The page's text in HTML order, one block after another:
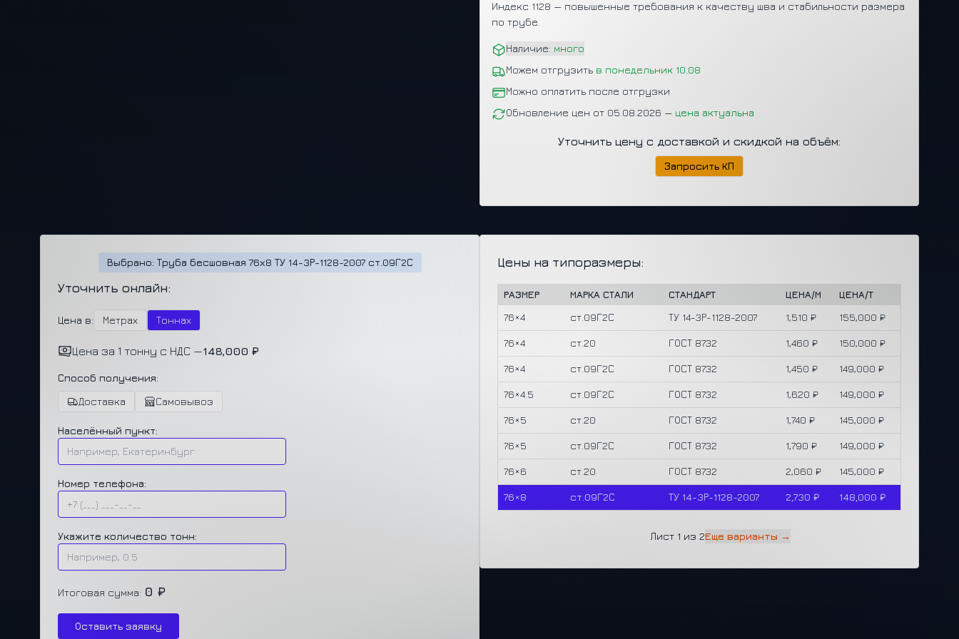
Индекс 1128 — повышенные требования к качеству шва и стабильности размера
по трубе.
Наличие: много
Можем отгрузить в понедельник 10.08
Можно оплатить после отгрузки
Обновление цен от 05.08.2026 — цена актуальна
Уточнить цену с доставкой и скидкой на объём:
Запросить КП
Цены на типоразмеры:
РАЗМЕР МАРКА СТАЛИ СТАНДАРТ ЦЕНА/М
ЦЕНА/Т
76×4
ст.09Г2С ТУ 14-3Р-1128-2007 1,510 ₽ 155,000 ₽
76×4 ст.20 ГОСТ 8732 1,460 ₽ 150,000 ₽
76×4 ст.09Г2С ГОСТ 8732 1,450 ₽ 149,000 ₽
76×4.5 ст.09Г2С ГОСТ 8732 1,620 ₽ 149,000 ₽
76×5 ст.20 ГОСТ 8732 1,740 ₽ 145,000 ₽
76×5 ст.09Г2С ГОСТ 8732 1,790 ₽ 149,000 ₽
76×6 ст.20 ГОСТ 8732 2,060 ₽ 145,000 ₽
76×8 ст.09Г2С ТУ 14-3Р-1128-2007 2,730 ₽ 148,000 ₽
Лист 1 из 2Еще варианты →
Выбрано: Труба бесшовная 76х8 ТУ 14-3Р-1128-2007 ст.09Г2С
Уточнить онлайн:
Цена в: Метрах Тоннах
Цена за 1 тонну с НДС —148,000 ₽
Способ получения:
Доставка
Самовывоз
Населённый пункт:
Номер телефона:
Укажите количество тонн:
Итоговая сумма: 0 ₽
Оставить заявку